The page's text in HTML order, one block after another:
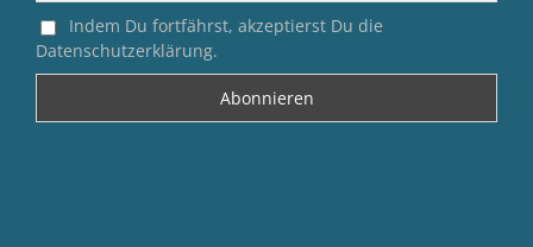
Indem Du fortfährst, akzeptierst Du die
Datenschutzerklärung.